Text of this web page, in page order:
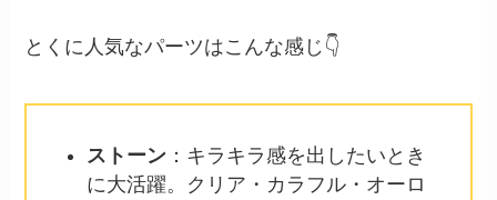
とくに人気なパーツはこんな感じ👇
ストーン ：キラキラ感を出したいとき
に大活躍。クリア・カラフル・オーロ